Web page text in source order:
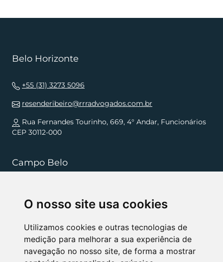
O nosso site usa cookies
Utilizamos cookies e outras tecnologias de
medição para melhorar a sua experiência de
navegação no nosso site, de forma a mostrar
Belo Horizonte
+55 (31) 3273 5096
resenderibeiro@rrradvogados.com.br
Rua Fernandes Tourinho, 669, 4° Andar, Funcionários
CEP 30112-000
Campo Belo
resenderibeiro.cb@rrradvogados.com.br
Rua João Pinheiro, 181, , Centro CEP 37270-000
NÓS APOIAMOS